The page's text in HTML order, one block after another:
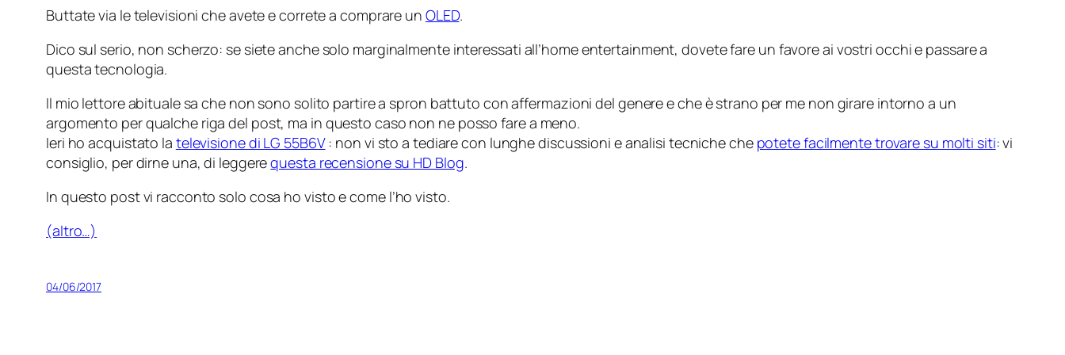
Buttate via le televisioni che avete e correte a comprare un OLED.
Dico sul serio, non scherzo: se siete anche solo marginalmente interessati all’home entertainment, dovete fare un favore ai vostri occhi e passare a
questa tecnologia.
Il mio lettore abituale sa che non sono solito partire a spron battuto con affermazioni del genere e che è strano per me non girare intorno a un
argomento per qualche riga del post, ma in questo caso non ne posso fare a meno.
Ieri ho acquistato la televisione di LG 55B6V: non vi sto a tediare con lunghe discussioni e analisi tecniche che potete facilmente trovare su molti siti: vi
consiglio, per dirne una, di leggerequesta recensione su HD Blog.
In questo post vi racconto solo cosa ho visto ecomel’ho visto.
(altro…)
04/06/2017